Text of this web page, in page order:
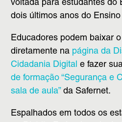
voltada para estudantes do
dois últimos anos do
Educadores podem baixar
diretamente na página da
Cidadania Digital e fazer
de formação “Segurança e
sala de aula”da Safernet.
Espalhados em todos os